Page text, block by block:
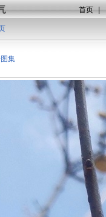
首页 |
集